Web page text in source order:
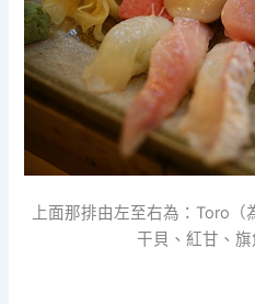
上面那排由左至右為：Toro
干貝、紅甘、旗